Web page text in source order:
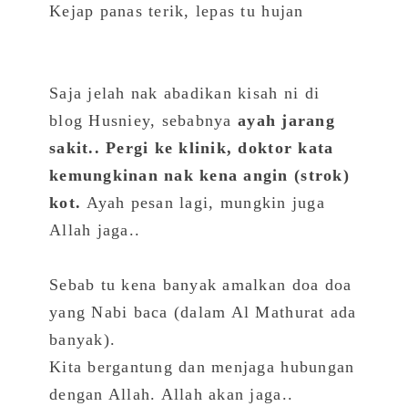
Kejap panas terik, lepas tu hujan
Saja jelah nak abadikan kisah ni di
blog Husniey, sebabnya ayah jarang
sakit.. Pergi ke klinik, doktor kata
kemungkinan nak kena angin (strok)
kot. Ayah pesan lagi, mungkin juga
Allah jaga..
Sebab tu kena banyak amalkan doa doa
yang Nabi baca (dalam Al Mathurat ada
banyak).
Kita bergantung dan menjaga hubungan
dengan Allah. Allah akan jaga..